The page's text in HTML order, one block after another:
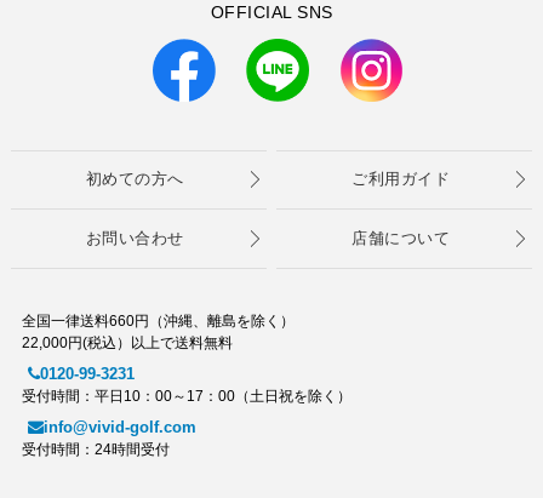
OFFICIAL SNS
初めての方へ ご利用ガイド
お問い合わせ 店舗について
全国一律送料660円（沖縄、離島を除く）
22,000円(税込）以上で送料無料
0120-99-3231
受付時間：平日10：00～17：00（土日祝を除く）
info@vivid-golf.com
受付時間：24時間受付